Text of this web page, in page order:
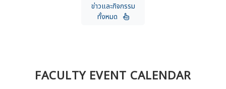
ข่าวและกิจกรรม
ทั้งหมด
FACULTY EVENT CALENDAR